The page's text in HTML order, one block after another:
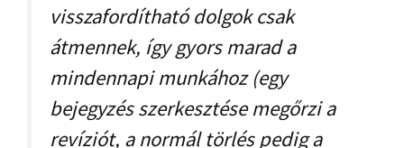
visszafordítható dolgok csak
átmennek, így gyors marad a
mindennapi munkához (egy
bejegyzés szerkesztése megőrzi a
revíziót, a normál törlés pedig a